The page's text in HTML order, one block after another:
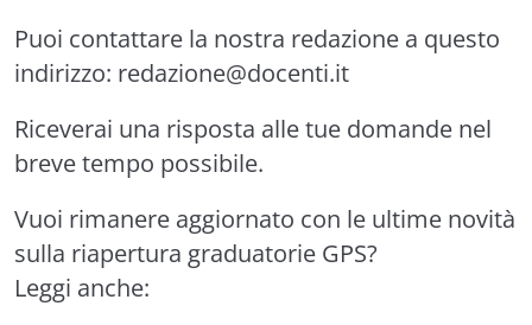
Puoi contattare la nostra redazione a questo
indirizzo: redazione@docenti.it
Riceverai una risposta alle tue domande nel
breve tempo possibile.
Vuoi rimanere aggiornato con le ultime novità
sulla riapertura graduatorie GPS?
Leggi anche: